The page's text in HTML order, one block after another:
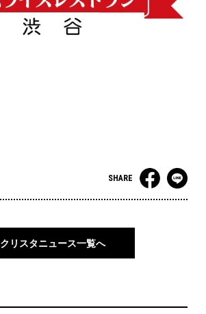
SHARE
クリスタニュース一覧へ